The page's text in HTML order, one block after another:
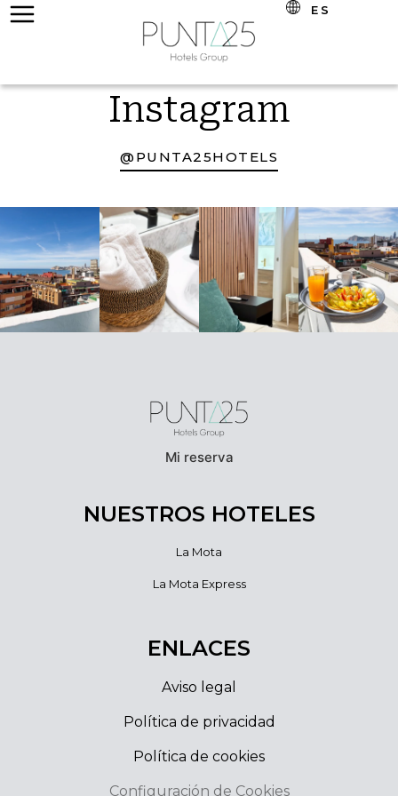
ES
Instagram
@PUNTA25HOTELS
Mi reserva
NUESTROS HOTELES
La Mota
La Mota Express
ENLACES
Aviso legal
Política de privacidad
Política de cookies
Configuración de Cookies